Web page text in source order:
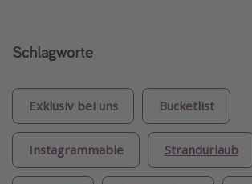
Schlagworte
Exklusiv bei uns Bucketlist
Instagrammable Strandurlaub